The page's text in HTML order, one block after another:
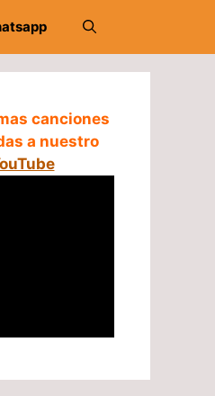
canciones
a nuestro